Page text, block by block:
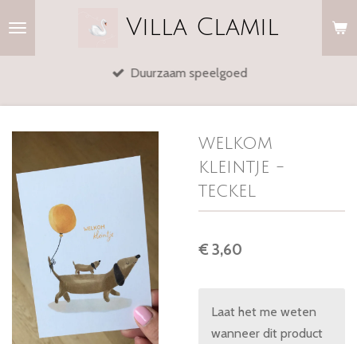
hoofdinhoud
Villa Clamil
Duurzaam speelgoed
welkom
kleintje -
teckel
€ 3,60
Laat het me weten
wanneer dit product